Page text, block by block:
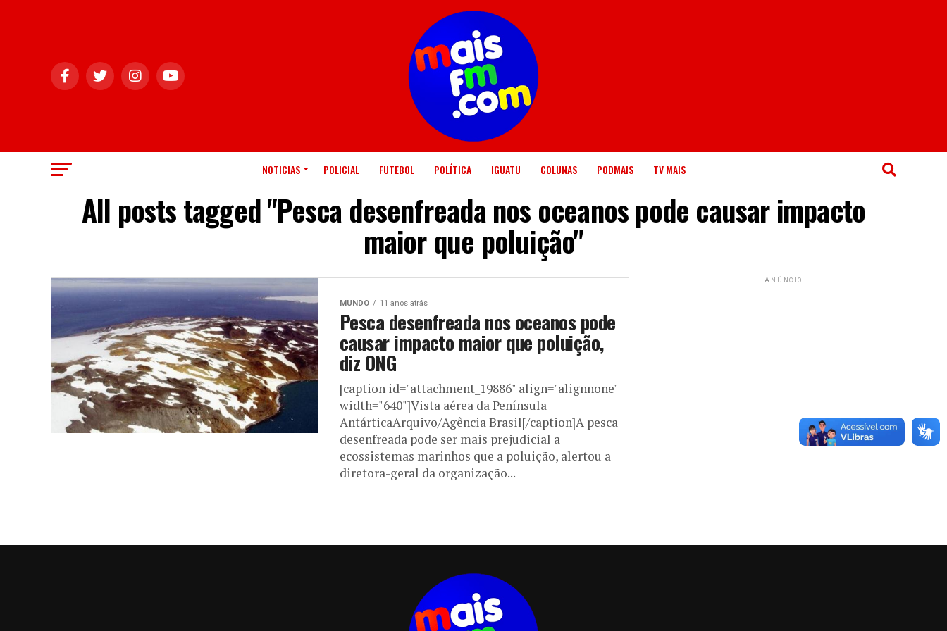
NOTICIAS POLICIAL FUTEBOL POLÍTICA IGUATU COLUNAS PODMAIS TV MAIS
All posts tagged "Pesca desenfreada nos oceanos pode causar impacto
maior que poluição"
MUNDO 11 anos atrás
Pesca desenfreada nos oceanos pode
causar impacto maior que poluição,
diz ONG
[caption id="attachment_19886" align="alignnone"
width="640"]Vista aérea da Península
AntárticaArquivo/Agência Brasil[/caption]A pesca
desenfreada pode ser mais prejudicial a
ecossistemas marinhos que a poluição, alertou a
diretora-geral da organização...
ANÚNCIO